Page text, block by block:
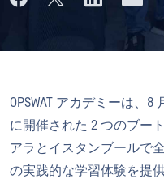
OPSWAT アカデミーは、8
に開催された 2 つのブー
アラとイスタンブールで
の実践的な学習体験を提